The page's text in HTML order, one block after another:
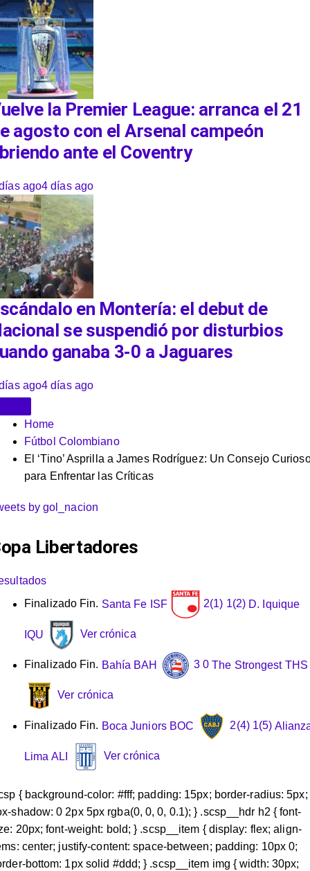
la Premier League: arranca el 21
agosto con el Arsenal campeón
ante el Coventry
ago4 días ago
en Montería: el debut de
se suspendió por disturbios
ganaba 3-0 a Jaguares
ago4 días ago
Home
Fútbol Colombiano
El ‘Tino’ Asprilla a James Rodríguez: Un Consejo
para Enfrentar las Críticas
by gol_nacion
Libertadores
Finalizado Fin. Santa Fe ISF 2(1) 1(2) D. Iquique
IQU Ver crónica
Finalizado Fin. Bahía BAH 3 0 The Strongest THS
Ver crónica
Finalizado Fin. Boca Juniors BOC 2(4) 1(5)
Lima ALI Ver crónica
{ background-color: #fff; padding: 15px; border-radius: 5px;
shadow: 0 2px 5px rgba(0, 0, 0, 0.1); } .scsp__hdr h2 { font-
20px; font-weight: bold; } .scsp__item { display: flex; align-
center; justify-content: space-between; padding: 10px 0;
bottom: 1px solid #ddd; } .scsp__item img { width: 30px;